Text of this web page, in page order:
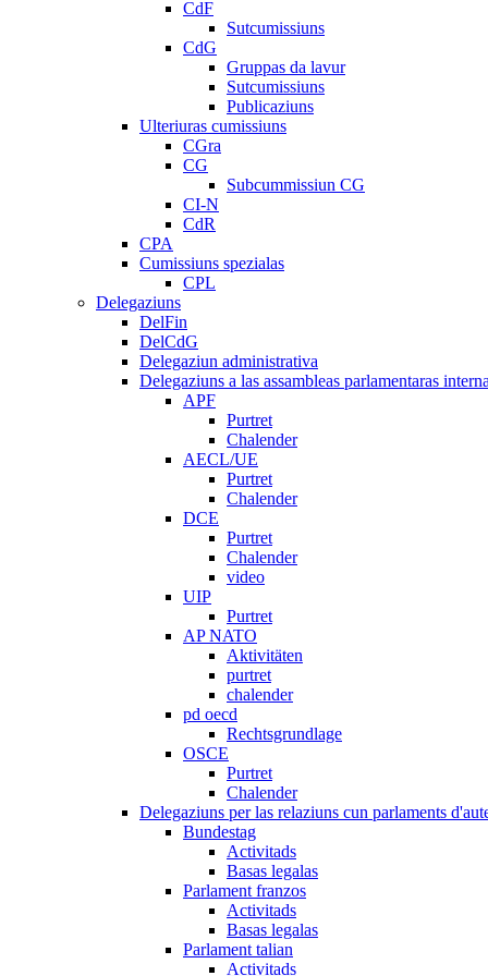
CdF
Sutcumissiuns
CdG
Gruppas da lavur
Sutcumissiuns
Publicaziuns
Ulteriuras cumissiuns
CGra
CG
Subcummissiun CG
CI-N
CdR
CPA
Cumissiuns spezialas
CPL
Delegaziuns
DelFin
DelCdG
Delegaziun administrativa
Delegaziuns a las assambleas parlamentaras
APF
Purtret
Chalender
AECL/UE
Purtret
Chalender
DCE
Purtret
Chalender
video
UIP
Purtret
AP NATO
Aktivitäten
purtret
chalender
pd oecd
Rechtsgrundlage
OSCE
Purtret
Chalender
Delegaziuns per las relaziuns cun parlaments
Bundestag
Activitads
Basas legalas
Parlament franzos
Activitads
Basas legalas
Parlament talian
Activitads